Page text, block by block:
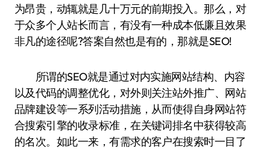
为昂贵，动辄就是几十万元的前期投入。那么，对
于众多个人站长而言，有没有一种成本低廉且效果
非凡的途径呢?答案自然也是有的，那就是SEO!
所谓的SEO就是通过对内实施网站结构、内容
以及代码的调整优化，对外则关注站外推广、网站
品牌建设等一系列活动措施，从而使得自身网站符
合搜索引擎的收录标准，在关键词排名中获得较高
的名次。如此一来，有需求的客户在搜索时一目了